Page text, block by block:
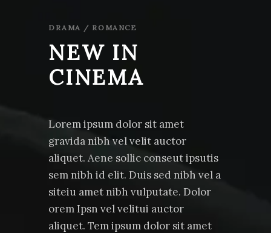
DRAMA / ROMANCE
NEW IN
CINEMA
Lorem ipsum dolor sit amet
gravida nibh vel velit auctor
aliquet. Aene sollic conseut ipsutis
sem nibh id elit. Duis sed nibh vel a
siteiu amet nibh vulputate. Dolor
orem Ipsn vel velitui auctor
aliquet. Tem ipsum dolor sit amet